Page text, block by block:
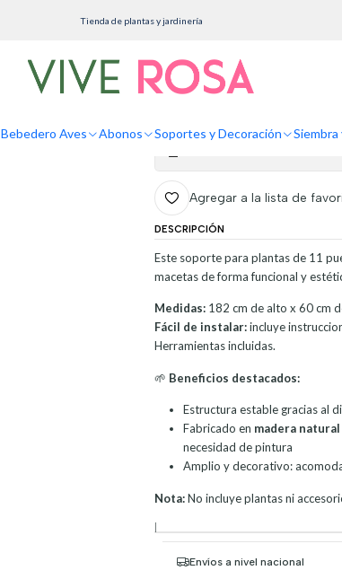
Bebedero Aves Abonos Soportes y Decoración
Tienda de plantas y jardinería
Soportes de piso Soporte Macetas De Plantas En Madera Alto
Soporte
Agregar a la lista de
DESCRIPCIÓN
Este soporte para plantas de 11
macetas de forma funcional y
Medidas:182 cm de alto x 60 cm
Fácil de instalar:incluye
Herramientas incluidas.
🌱 Beneficios destacados:
Estructura estable gracias al
Fabricado en madera
necesidad de pintura
Amplio y decorativo:
Nota:No incluye plantas ni
|
Envíos a nivel nacional